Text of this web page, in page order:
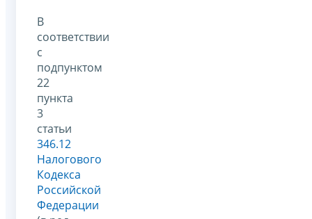
В
соответствии
с
подпунктом
22
пункта
3
статьи
346.12
Налогового
Кодекса
Российской
Федерации